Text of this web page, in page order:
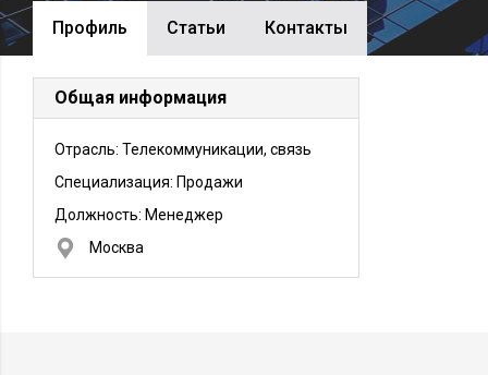
Профиль Cтатьи Контакты
Общая информация
Отрасль: Телекоммуникации, связь
Специализация: Продажи
Должность: Менеджер
Москва